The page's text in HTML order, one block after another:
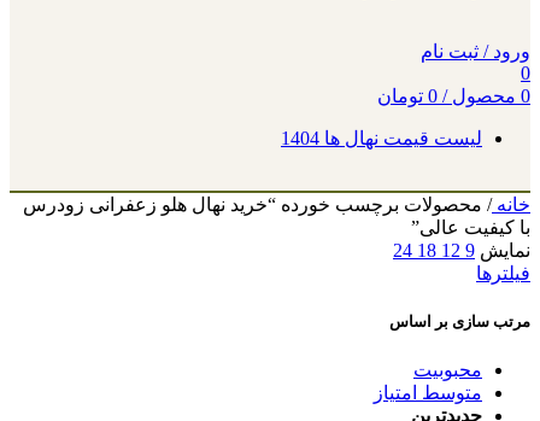
ورود / ثبت نام
0
0 محصول /
0 تومان
لیست قیمت نهال ها 1404
خانه/ محصولات برچسب خورده “خرید نهال هلو زعفرانی زودرس
با کیفیت عالی”
نمایش 9
12
18
24
فیلترها
مرتب سازی بر اساس
محبوبیت
متوسط امتیاز
جدیدترین